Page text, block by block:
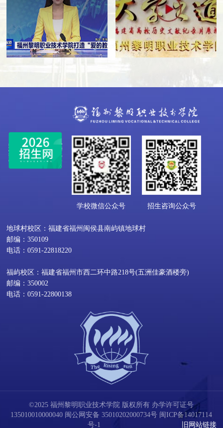
学校微信公众号 招生咨询公众号
地球村校区：福建省福州闽侯县南屿镇地球村
邮编：350109
电话：0591-22818220
福屿校区：福建省福州市西二环中路218号(五洲佳豪酒楼旁)
邮编：350002
电话：0591-22800138
©2025 福州黎明职业技术学院 版权所有 办学许可证号
135010010000040 闽公网安备 35010202000734号 闽ICP备14017114
号-1
旧网站链接